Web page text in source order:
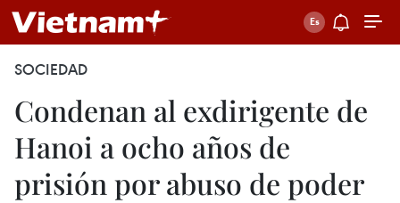
SOCIEDAD
Condenan al exdirigente de
Hanoi a ocho años de
prisión por abuso de poder